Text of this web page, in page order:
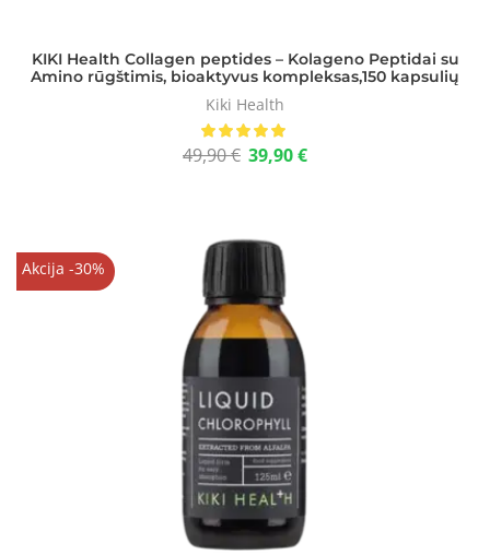
KIKI Health Collagen peptides – Kolageno Peptidai su
Amino rūgštimis, bioaktyvus kompleksas,150 kapsulių
Kiki Health
49,90€ 39,90€
Akcija -30%